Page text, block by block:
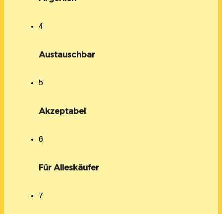
4
Austauschbar
5
Akzeptabel
6
Für Alleskäufer
7